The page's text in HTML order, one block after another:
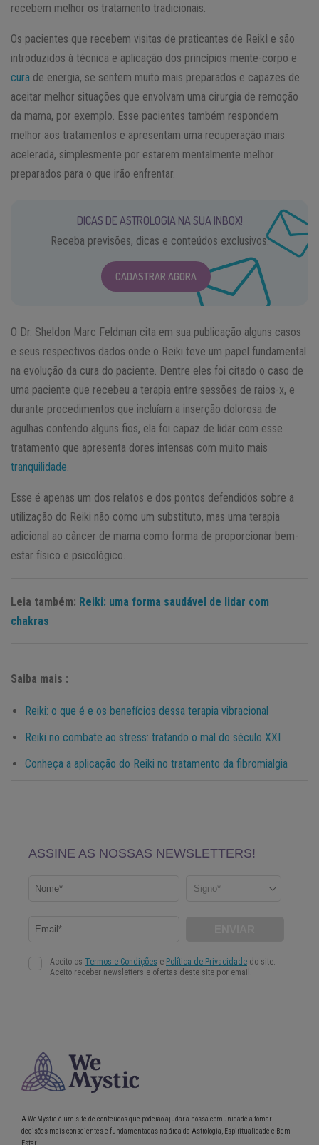
recebem melhor os tratamento tradicionais.
Os pacientes que recebem visitas de praticantes de Reiki e são
introduzidos à técnica e aplicação dos princípios mente-corpo e
cura de energia, se sentem muito mais preparados e capazes de
aceitar melhor situações que envolvam uma cirurgia de remoção
da mama, por exemplo. Esse pacientes também respondem
melhor aos tratamentos e apresentam uma recuperação mais
acelerada, simplesmente por estarem mentalmente melhor
preparados para o que irão enfrentar.
DICAS DE ASTROLOGIA NA SUA INBOX!
Receba previsões, dicas e conteúdos exclusivos.
CADASTRAR AGORA
O Dr. Sheldon Marc Feldman cita em sua publicação alguns casos
e seus respectivos dados onde o Reiki teve um papel fundamental
na evolução da cura do paciente. Dentre eles foi citado o caso de
uma paciente que recebeu a terapia entre sessões de raios-x, e
durante procedimentos que incluíam a inserção dolorosa de
agulhas contendo alguns fios, ela foi capaz de lidar com esse
tratamento que apresenta dores intensas com muito mais
tranquilidade
Esse é apenas um dos relatos e dos pontos defendidos sobre a
utilização do Reiki não como um substituto, mas uma terapia
adicional ao câncer de mama como forma de proporcionar bem-
estar físico e psicológico.
Leia também: Reiki: uma forma saudável de lidar com
chakras
Saiba mais :
Reiki: o que é e os benefícios dessa terapia vibracional
Reiki no combate ao stress: tratando o mal do século XXI
Conheça a aplicação do Reiki no tratamento da fibromialgia
A WeMystic é um site de conteúdos que poderão ajudar a nossa comunidade a tomar
decisões mais conscientes e fundamentadas na área da Astrologia, Espiritualidade e Bem-
Estar.